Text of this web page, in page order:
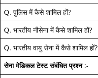
Q. पुलिस में कैसे शामिल हों?
Q. भारतीय नौसेना में कैसे शामिल हों?
Q. भारतीय वायु सेना में कैसे शामिल हों?
सेना मेडिकल टेस्ट संबंधित प्रश्न:-